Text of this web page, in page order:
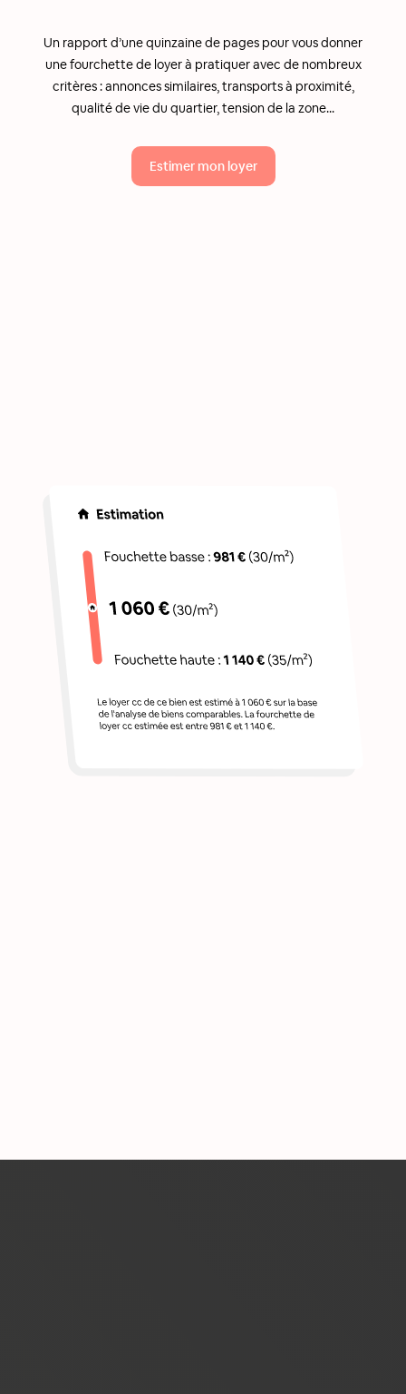
Un rapport d’une quinzaine de pages pour vous donner
une fourchette de loyer à pratiquer avec de nombreux
critères : annonces similaires, transports à proximité,
qualité de vie du quartier, tension de la zone...
Estimer mon loyer